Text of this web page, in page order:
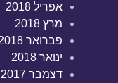
אפריל 2018
מרץ 2018
פברואר 2018
ינואר 2018
דצמבר 2017